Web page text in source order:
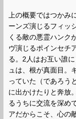
上の概要ではつかみ
ーンズ演じるフィッ
くる敵の悪霊ハンク
ヴ演じるポインセチ
る。2人はお互い誰
ュは、根が真面目。
っていた（であろう
に出かけたりと奔放
るうちに交流を深め
アだからこそ、心の